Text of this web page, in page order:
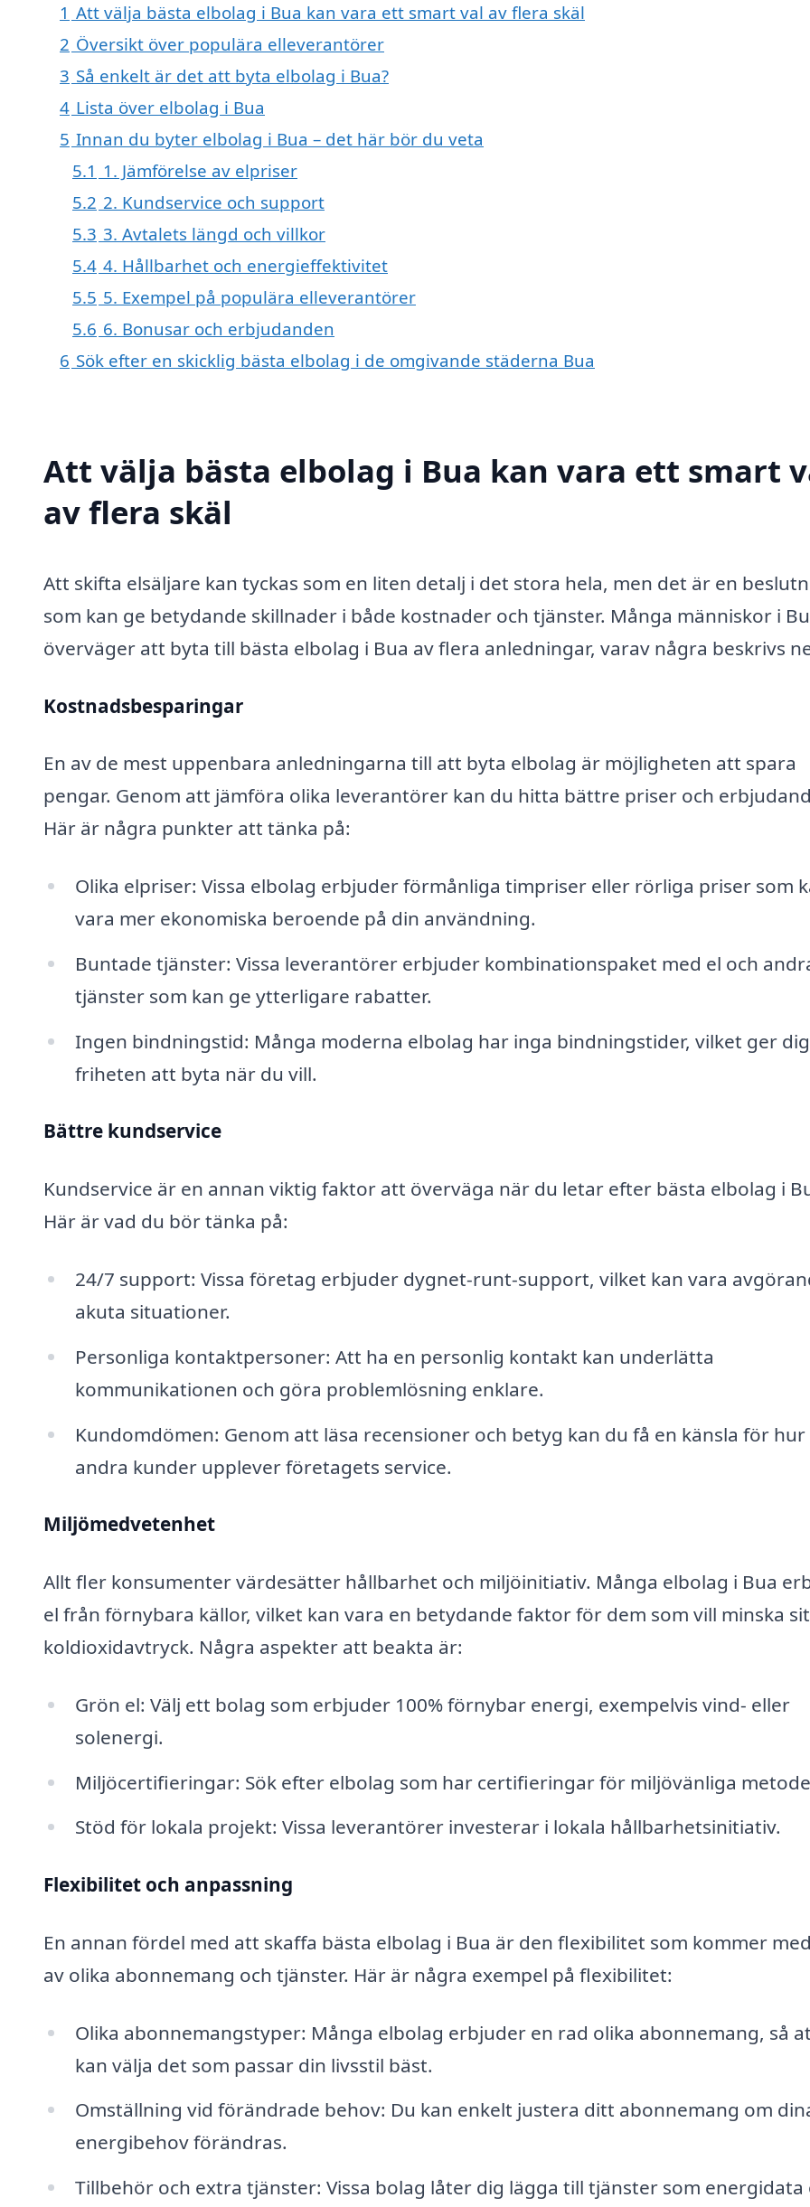
1 Att välja bästa elbolag i Bua kan vara ett smart val av flera skäl
2 Översikt över populära elleverantörer
3 Så enkelt är det att byta elbolag i Bua?
4 Lista över elbolag i Bua
5 Innan du byter elbolag i Bua – det här bör du veta
5.1 1. Jämförelse av elpriser
5.2 2. Kundservice och support
5.3 3. Avtalets längd och villkor
5.4 4. Hållbarhet och energieffektivitet
5.5 5. Exempel på populära elleverantörer
5.6 6. Bonusar och erbjudanden
6 Sök efter en skicklig bästa elbolag i de omgivande städerna Bua
Att välja bästa elbolag i Bua kan vara ett smart
av flera skäl
Att skifta elsäljare kan tyckas som en liten detalj i det stora hela, men det är en
som kan ge betydande skillnader i både kostnader och tjänster. Många människor i
överväger att byta till bästa elbolag i Bua av flera anledningar, varav några beskrivs
Kostnadsbesparingar
En av de mest uppenbara anledningarna till att byta elbolag är möjligheten att spara
pengar. Genom att jämföra olika leverantörer kan du hitta bättre priser och
Här är några punkter att tänka på:
Olika elpriser: Vissa elbolag erbjuder förmånliga timpriser eller rörliga priser som
vara mer ekonomiska beroende på din användning.
Buntade tjänster: Vissa leverantörer erbjuder kombinationspaket med el och
tjänster som kan ge ytterligare rabatter.
Ingen bindningstid: Många moderna elbolag har inga bindningstider, vilket ger dig
friheten att byta när du vill.
Bättre kundservice
Kundservice är en annan viktig faktor att överväga när du letar efter bästa elbolag i
Här är vad du bör tänka på:
24/7 support: Vissa företag erbjuder dygnet-runt-support, vilket kan vara
akuta situationer.
Personliga kontaktpersoner: Att ha en personlig kontakt kan underlätta
kommunikationen och göra problemlösning enklare.
Kundomdömen: Genom att läsa recensioner och betyg kan du få en känsla för hur
andra kunder upplever företagets service.
Miljömedvetenhet
Allt fler konsumenter värdesätter hållbarhet och miljöinitiativ. Många elbolag i Bua
el från förnybara källor, vilket kan vara en betydande faktor för dem som vill minska
koldioxidavtryck. Några aspekter att beakta är:
Grön el: Välj ett bolag som erbjuder 100% förnybar energi, exempelvis vind- eller
solenergi.
Miljöcertifieringar: Sök efter elbolag som har certifieringar för miljövänliga
Stöd för lokala projekt: Vissa leverantörer investerar i lokala hållbarhetsinitiativ.
Flexibilitet och anpassning
En annan fördel med att skaffa bästa elbolag i Bua är den flexibilitet som kommer
av olika abonnemang och tjänster. Här är några exempel på flexibilitet:
Olika abonnemangstyper: Många elbolag erbjuder en rad olika abonnemang, så
kan välja det som passar din livsstil bäst.
Omställning vid förändrade behov: Du kan enkelt justera ditt abonnemang om
energibehov förändras.
Tillbehör och extra tjänster: Vissa bolag låter dig lägga till tjänster som energidata